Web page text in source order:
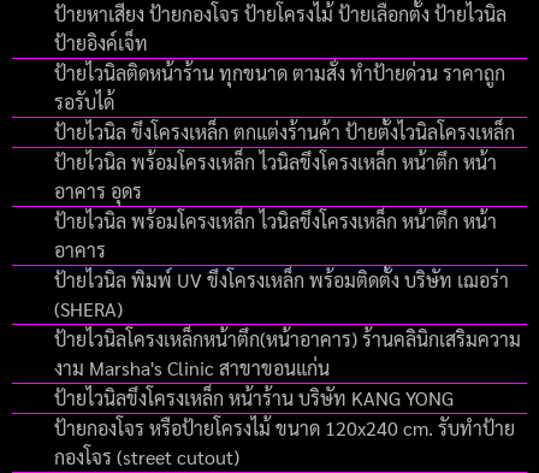
ป้ายหาเสียง ป้ายกองโจร ป้ายโครงไม้ ป้ายเลือกตั้ง ป้ายไวนิล
ป้ายอิงค์เจ็ท
ป้ายไวนิลติดหน้าร้าน ทุกขนาด ตามสั่ง ทำป้ายด่วน ราคาถูก
รอรับได้
ป้ายไวนิล ขึงโครงเหล็ก ตกแต่งร้านค้า ป้ายตั้งไวนิลโครงเหล็ก
ป้ายไวนิล พร้อมโครงเหล็ก ไวนิลขึงโครงเหล็ก หน้าตึก หน้า
อาคาร อุดร
ป้ายไวนิล พร้อมโครงเหล็ก ไวนิลขึงโครงเหล็ก หน้าตึก หน้า
อาคาร
ป้ายไวนิล พิมพ์ UV ขึงโครงเหล็ก พร้อมติดตั้ง บริษัท เฌอร่า
(SHERA)
ป้ายไวนิลโครงเหล็กหน้าตึก(หน้าอาคาร) ร้านคลินิกเสริมความ
งาม Marsha's Clinic สาขาขอนแก่น
ป้ายไวนิลขึงโครงเหล็ก หน้าร้าน บริษัท KANG YONG
ป้ายกองโจร หรือป้ายโครงไม้ ขนาด 120x240 cm. รับทำป้าย
กองโจร (street cutout)